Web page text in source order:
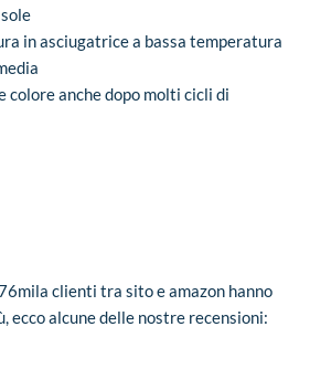
in asciugatrice a bassa temperatura
colore anche dopo molti cicli di
clienti tra sito e amazon hanno
ecco alcune delle nostre recensioni: